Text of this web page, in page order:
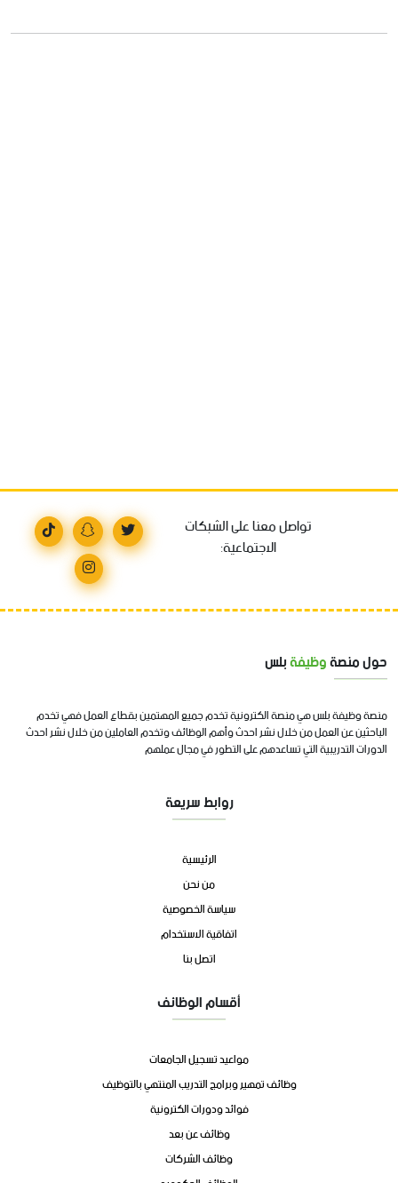
تواصل معنا على الشبكات
الاجتماعية:
حول منصةوظيفةبلس
منصة وظيفة بلس هي منصة الكترونية تخدم جميع المهتمين بقطاع العمل فهي تخدم
الباحثين عن العمل من خلال نشر احدث وأهم الوظائف وتخدم العاملين من خلال نشر احدث
الدورات التدريبية التي تساعدهم على التطور في مجال عملهم
روابط سريعة
الرئيسية
من نحن
سياسة الخصوصية
اتفاقية الاستخدام
اتصل بنا
أقسام الوظائف
مواعيد تسجيل الجامعات
وظائف تمهير وبرامج التدريب المنتهي بالتوظيف
فوائد ودورات الكترونية
وظائف عن بعد
وظائف الشركات